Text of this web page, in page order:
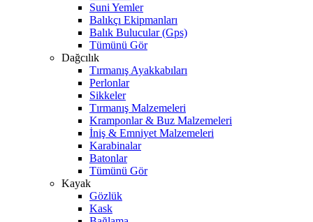
Suni Yemler
Balıkçı Ekipmanları
Balık Bulucular (Gps)
Tümünü Gör
Dağcılık
Tırmanış Ayakkabıları
Perlonlar
Sikkeler
Tırmanış Malzemeleri
Kramponlar & Buz Malzemeleri
İniş & Emniyet Malzemeleri
Karabinalar
Batonlar
Tümünü Gör
Kayak
Gözlük
Kask